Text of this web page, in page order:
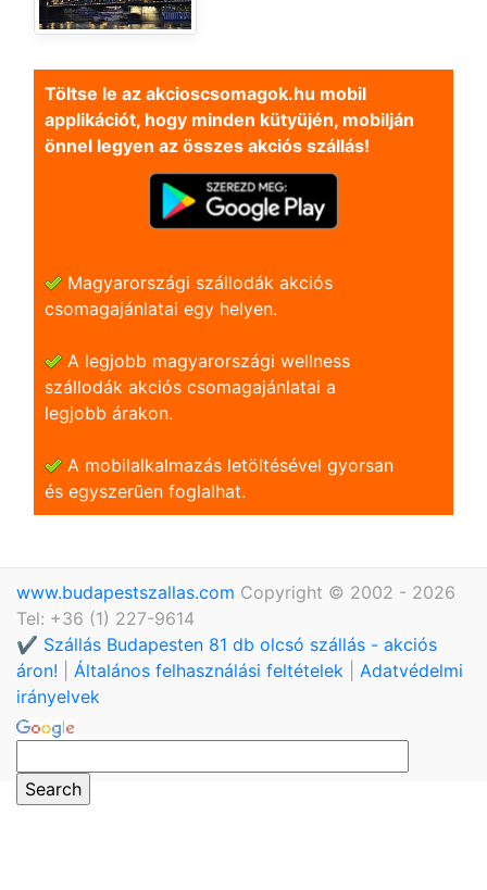
Töltse le az akcioscsomagok.hu mobil
applikációt, hogy minden kütyüjén, mobilján
önnel legyen az összes akciós szállás!
Magyarországi szállodák akciós
csomagajánlatai egy helyen.
A legjobb magyarországi wellness
szállodák akciós csomagajánlatai a
legjobb árakon.
A mobilalkalmazás letöltésével gyorsan
és egyszerũen foglalhat.
www.budapestszallas.com Copyright © 2002 - 2026
Tel: +36 (1) 227-9614
✔️ Szállás Budapesten 81 db olcsó szállás - akciós
áron!
Általános felhasználási feltételek
Adatvédelmi
irányelvek